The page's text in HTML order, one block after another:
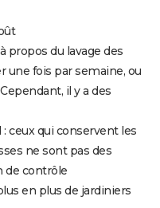
propos du lavage des
une fois par semaine, ou
il y a des
ceux qui conservent les
ne sont pas des
de contrôle
en plus de jardiniers